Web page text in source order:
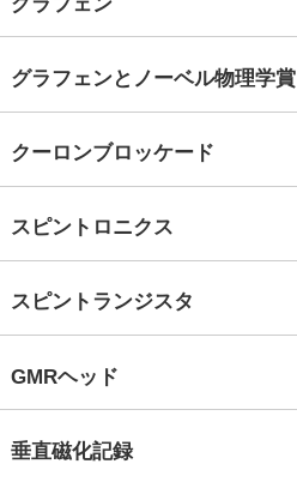
グラフェンとノーベル物理学賞
クーロンブロッケード
スピントロニクス
スピントランジスタ
GMRヘッド
垂直磁化記録